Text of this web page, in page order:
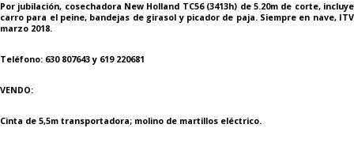
Por jubilación, cosechadora New Holland TC56 (3413h) de 5.20m de corte, incluye
carro para el peine, bandejas de girasol y picador de paja. Siempre en nave, ITV
marzo 2018.
Teléfono: 630 807643 y 619 220681
VENDO:
Cinta de 5,5m transportadora; molino de martillos eléctrico.